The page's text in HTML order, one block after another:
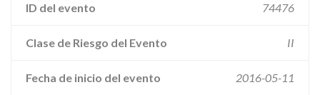
ID del evento 74476
Clase de Riesgo del Evento II
Fecha de inicio del evento 2016-05-11